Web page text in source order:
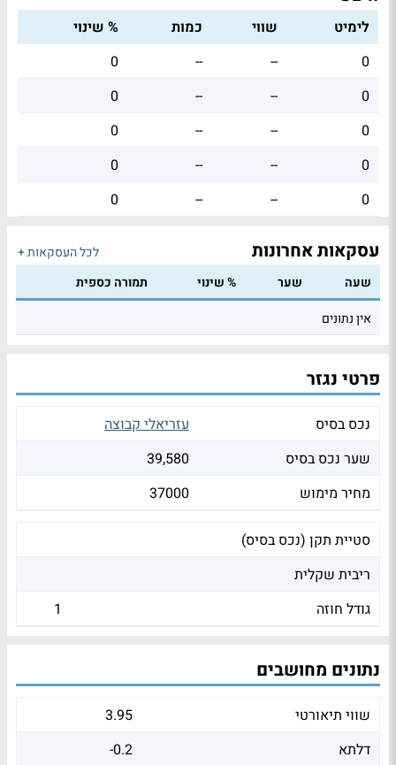
לימיט שווי כמות
% שינוי
0
--
--
0
0
--
--
0
0
--
--
0
0
--
--
0
0
--
--
0
עסקאות אחרונות
לכל העסקאות +
שעה
שער % שינוי
תמורה כספית
אין נתונים
פרטי נגזר
נכס בסיס
עזריאלי קבוצה
שער נכס בסיס
39,580
מחיר מימוש
37000
סטיית תקן (נכס בסיס)
ריבית שקלית
גודל חוזה
1
נתונים מחושבים
שווי תיאורטי
3.95
דלתא
-0.2